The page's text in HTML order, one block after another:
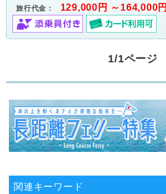
旅行代金： 129,000円 ～164,000円
1/1ページ
関連キーワード